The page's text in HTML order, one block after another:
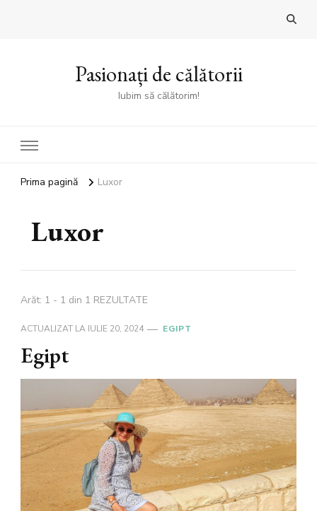
Pasionați de călătorii
Iubim să călătorim!
Prima pagină Luxor
Luxor
Arăt: 1 - 1 din 1 REZULTATE
ACTUALIZAT LA IULIE 20, 2024 EGIPT
Egipt